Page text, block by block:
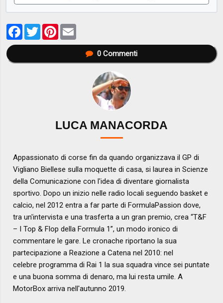
Facebook
TwitterPinterest
0Commenti
LUCA MANACORDA
Appassionato di corse fin da quando organizzava il GP di
Vigliano Biellese sulla moquette di casa, si laurea in Scienze
della Comunicazione con l'idea di diventare giornalista
sportivo. Dopo un inizio nelle radio locali seguendo basket e
calcio, nel 2012 entra a far parte di FormulaPassion dove,
tra un'intervista e una trasferta a un gran premio, crea “T&F
– I Top & Flop della Formula 1”, un modo ironico di
commentare le gare. Le cronache riportano la sua
partecipazione a Reazione a Catena nel 2010: nel
celebre programma di Rai 1 la sua squadra vince sei puntate
e una buona somma di denaro, ma lui resta umile. A
MotorBox arriva nell'autunno 2019.